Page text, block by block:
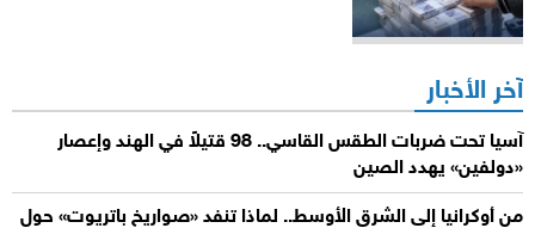
آخر الأخبار
آسيا تحت ضربات الطقس القاسي.. 98 قتيلاً في الهند وإعصار
«دولفين» يهدد الصين
من أوكرانيا إلى الشرق الأوسط.. لماذا تنفد «صواريخ باتريوت» حول